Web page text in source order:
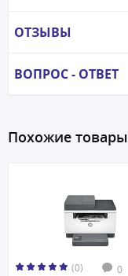
ОТЗЫВЫ
ВОПРОС - ОТВЕТ
Похожие товары
(0) 0